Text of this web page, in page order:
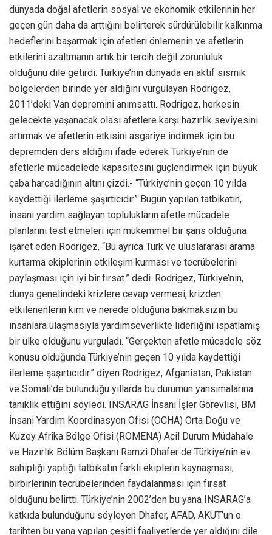
dünyada doğal afetlerin sosyal ve ekonomik etkilerinin her
geçen gün daha da arttığını belirterek sürdürülebilir kalkınma
hedeflerini başarmak için afetleri önlemenin ve afetlerin
etkilerini azaltmanın artık bir tercih değil zorunluluk
olduğunu dile getirdi. Türkiye’nin dünyada en aktif sismik
bölgelerden birinde yer aldığını vurgulayan Rodrigez,
2011’deki Van depremini anımsattı. Rodrigez, herkesin
gelecekte yaşanacak olası afetlere karşı hazırlık seviyesini
artırmak ve afetlerin etkisini asgariye indirmek için bu
depremden ders aldığını ifade ederek Türkiye’nin de
afetlerle mücadelede kapasitesini güçlendirmek için büyük
çaba harcadığının altını çizdi.- “Türkiye’nin geçen 10 yılda
kaydettiği ilerleme şaşırtıcıdır” Bugün yapılan tatbikatın,
insani yardım sağlayan toplulukların afetle mücadele
planlarını test etmeleri için mükemmel bir şans olduğuna
işaret eden Rodrigez, “Bu ayrıca Türk ve uluslararası arama
kurtarma ekiplerinin etkileşim kurması ve tecrübelerini
paylaşması için iyi bir fırsat.” dedi. Rodrigez, Türkiye’nin,
dünya genelindeki krizlere cevap vermesi, krizden
etkilenenlerin kim ve nerede olduğuna bakmaksızın bu
insanlara ulaşmasıyla yardımseverlikte liderliğini ispatlamış
bir ülke olduğunu vurguladı. “Gerçekten afetle mücadele söz
konusu olduğunda Türkiye’nin geçen 10 yılda kaydettiği
ilerleme şaşırtıcıdır.” diyen Rodrigez, Afganistan, Pakistan
ve Somali’de bulunduğu yıllarda bu durumun yansımalarına
tanıklık ettiğini söyledi. INSARAG İnsani İşler Görevlisi, BM
İnsani Yardım Koordinasyon Ofisi (OCHA) Orta Doğu ve
Kuzey Afrika Bölge Ofisi (ROMENA) Acil Durum Müdahale
ve Hazırlık Bölüm Başkanı Ramzi Dhafer de Türkiye’nin ev
sahipliği yaptığı tatbikatın farklı ekiplerin kaynaşması,
birbirlerinin tecrübelerinden faydalanması için fırsat
olduğunu belirtti. Türkiye’nin 2002’den bu yana INSARAG’a
katkıda bulunduğunu söyleyen Dhafer, AFAD, AKUT’un o
tarihten bu yana yapılan çeşitli faaliyetlerde yer aldığını dile